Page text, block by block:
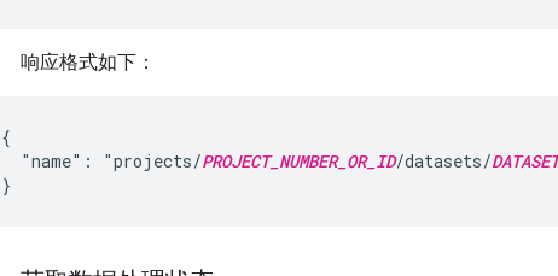
响应格式如下：
{
  "name": "projects/
PROJECT_NUMBER_OR_ID/datasets/